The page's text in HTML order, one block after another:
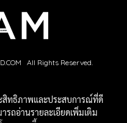
All Rights Reserved.
สิทธิภาพและประสบการณ์ที่ดี
รถอ่านรายละเอียดเพิ่มเติม